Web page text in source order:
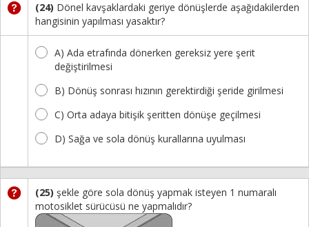
(24) Dönel kavşaklardaki geriye dönüşlerde aşağıdakilerden
hangisinin yapılması yasaktır?
A) Ada etrafında dönerken gereksiz yere şerit
değiştirilmesi
B) Dönüş sonrası hızının gerektirdiği şeride girilmesi
C) Orta adaya bitişik şeritten dönüşe geçilmesi
D) Sağa ve sola dönüş kurallarına uyulması
(25) şekle göre sola dönüş yapmak isteyen 1 numaralı
motosiklet sürücüsü ne yapmalıdır?